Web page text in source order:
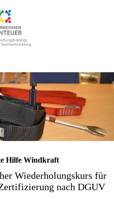
Hilfe Windkraft
Wiederholungskurs für
nach DGUV